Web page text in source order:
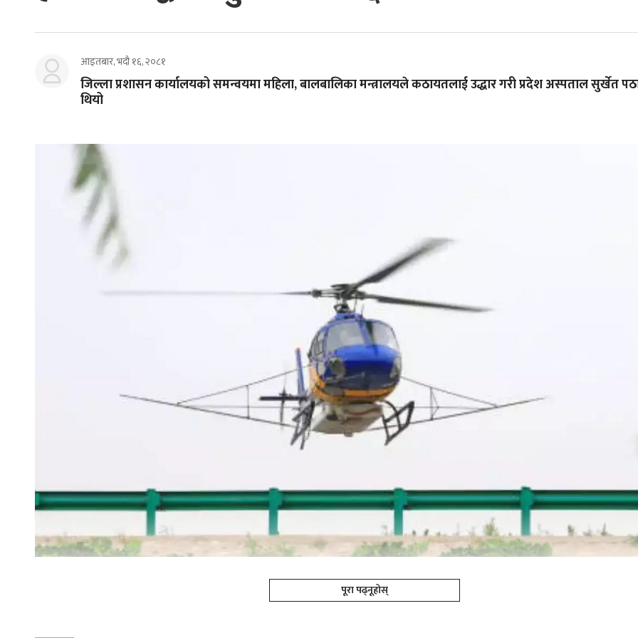
आइतबार, भदौ १६, २०८१
जिल्ला प्रशासन कार्यालयको समन्वयमा महिला, बालबालिका मन्त्रालयले कठायतलाई उद्धार गरी प्रदेश अस्पताल सुर्खेत
थियो
पूरा पढ्नूहोस्